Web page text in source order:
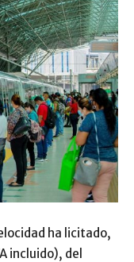
ha licitado,
incluido), del